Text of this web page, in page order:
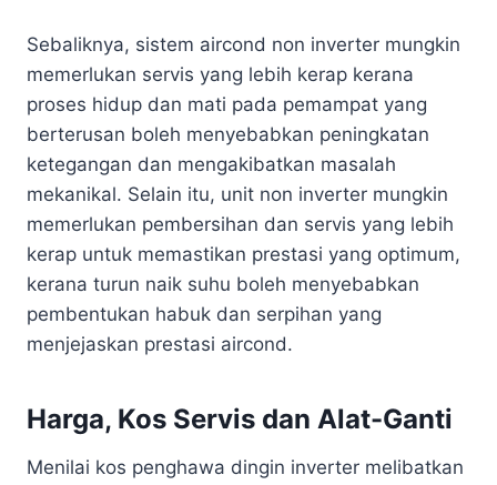
Sebaliknya, sistem aircond non inverter mungkin
memerlukan servis yang lebih kerap kerana
proses hidup dan mati pada pemampat yang
berterusan boleh menyebabkan peningkatan
ketegangan dan mengakibatkan masalah
mekanikal. Selain itu, unit non inverter mungkin
memerlukan pembersihan dan servis yang lebih
kerap untuk memastikan prestasi yang optimum,
kerana turun naik suhu boleh menyebabkan
pembentukan habuk dan serpihan yang
menjejaskan prestasi aircond.
Harga, Kos Servis dan Alat-Ganti
Menilai kos penghawa dingin inverter melibatkan